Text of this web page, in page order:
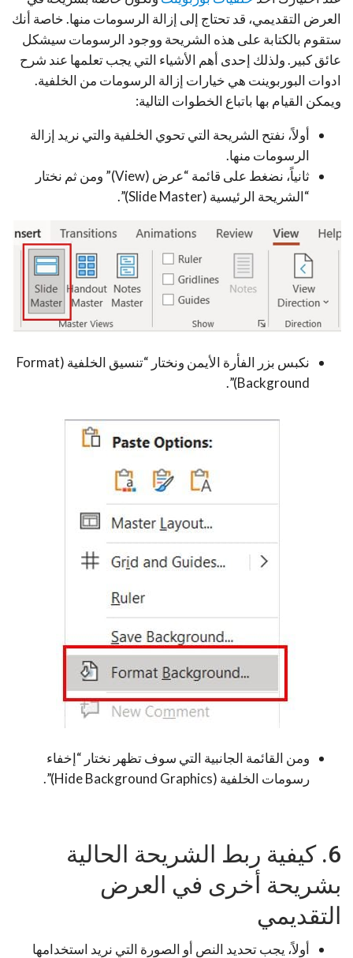
العرض التقديمي، قد تحتاج إلى إزالة الرسومات منها. خاصة أنك
ستقوم بالكتابة على هذه الشريحة ووجود الرسومات سيشكل
عائق كبير. ولذلك إحدى أهم الأشياء التي يجب تعلمها عند شرح
ادوات البوربوينت هي خيارات إزالة الرسومات من الخلفية.
ويمكن القيام بها باتباع الخطوات التالية:
أولاً، نفتح الشريحة التي تحوي الخلفية والتي نريد إزالة
الرسومات منها.
ثانياً، نضغط على قائمة “عرض (View)” ومن ثم نختار
“الشريحة الرئيسية (Slide Master)”.
نكبس بزر الفأرة الأيمن ونختار “تنسيق الخلفية (Format
Background)”.
ومن القائمة الجانبية التي سوف تظهر نختار “إخفاء
رسومات الخلفية (Hide Background Graphics)”.
6. كيفية ربط الشريحة الحالية
بشريحة أخرى في العرض
التقديمي
أولاً، يجب تحديد النص أو الصورة التي نريد استخدامها